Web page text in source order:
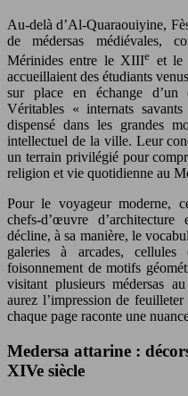
Au-delà d’Al-Quaraouiyine,
de médersas médiévales,
Mérinides entre le XIIIe et le
accueillaient des étudiants
sur place en échange d’un
Véritables « internats
dispensé dans les grandes
intellectuel de la ville. Leur
un terrain privilégié pour
religion et vie quotidienne au
Pour le voyageur moderne,
chefs-d’œuvre
décline, à sa manière, le
galeries à arcades,
foisonnement de motifs
visitant plusieurs médersas
aurez l’impression de
chaque page raconte une
Medersa attarine :
XIVe siècle